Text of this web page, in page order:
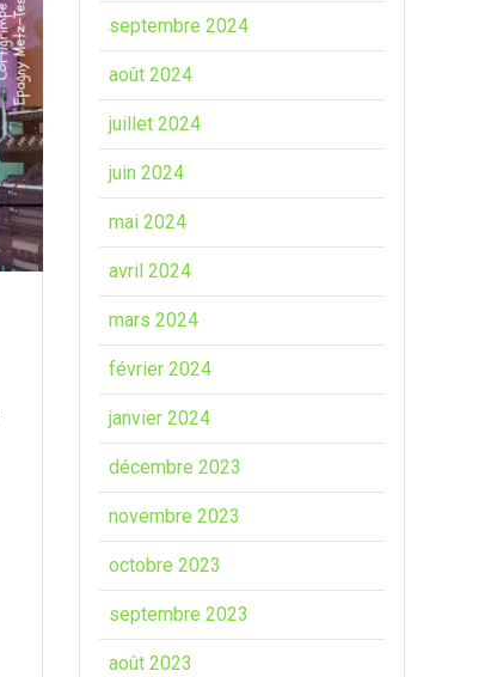
septembre 2024
août 2024
juillet 2024
juin 2024
mai 2024
avril 2024
mars 2024
février 2024
janvier 2024
décembre 2023
novembre 2023
octobre 2023
septembre 2023
août 2023